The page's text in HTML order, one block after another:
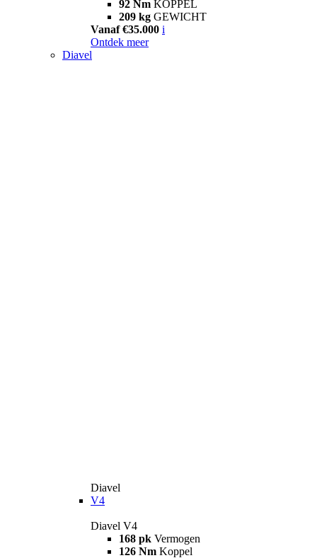
92 Nm KOPPEL
209 kg GEWICHT
Vanaf €35.000 i
Ontdek meer
Diavel
Diavel
V4
Diavel V4
168 pk Vermogen
126 Nm Koppel